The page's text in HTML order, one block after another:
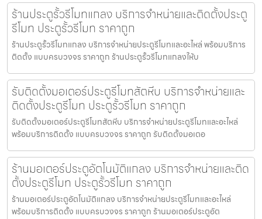
ร้านประตูรั้วรีโมทแกลง บริการจำหน่ายและติดตั้งประตู
รีโมท ประตูรั้วรีโมท ราคาถูก
ร้านประตูรั้วรีโมทแกลง บริการจำหน่ายประตูรีโมทและอะไหล่ พร้อมบริการ
ติดตั้ง แบบครบวงจร ราคาถูก ร้านประตูรั้วรีโมทแกลงให้บ
รับติดตั้งมอเตอร์ประตูรีโมทสัตหีบ บริการจำหน่ายและ
ติดตั้งประตูรีโมท ประตูรั้วรีโมท ราคาถูก
รับติดตั้งมอเตอร์ประตูรีโมทสัตหีบ บริการจำหน่ายประตูรีโมทและอะไหล่
พร้อมบริการติดตั้ง แบบครบวงจร ราคาถูก รับติดตั้งมอเตอ
ร้านมอเตอร์ประตูอัตโนมัติแกลง บริการจำหน่ายและติด
ตั้งประตูรีโมท ประตูรั้วรีโมท ราคาถูก
ร้านมอเตอร์ประตูอัตโนมัติแกลง บริการจำหน่ายประตูรีโมทและอะไหล่
พร้อมบริการติดตั้ง แบบครบวงจร ราคาถูก ร้านมอเตอร์ประตูอัต